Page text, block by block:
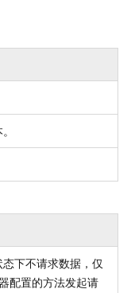
下不请求数据，仅
配置的方法发起请